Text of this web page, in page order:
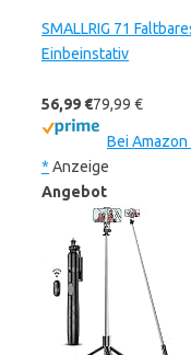
SMALLRIG 71
Einbeinstativ
56,99 €79,99 €
Bei
* Anzeige
Angebot